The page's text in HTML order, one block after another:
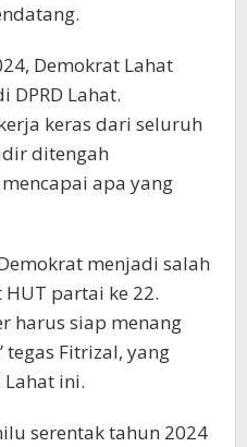
Demokrat Lahat
DPRD Lahat.
keras dari seluruh
ditengah
apa yang
menjadi salah
partai ke 22.
harus siap menang
Fitrizal, yang
Lahat ini.
serentak tahun 2024